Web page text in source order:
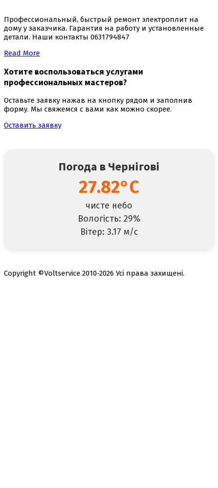
Профессиональный, быстрый ремонт электроплит на
дому у заказчика. Гарантия на работу и установленные
детали. Наши контакты 0631794847
Read More
Хотите воспользоваться услугами
профессиональных мастеров?
Оставьте заявку нажав на кнопку рядом и заполнив
форму. Мы свяжемся с вами как можно скорее.
Оставить заявку
Погода в Чернігові
27.82°C
чисте небо
Вологість: 29%
Вітер: 3.17 м/с
Copyright ©Voltservice 2010-2026 Усі права захищені.